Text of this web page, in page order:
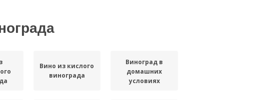
Вино из кислого
винограда
Виноград в
домашних
условиях